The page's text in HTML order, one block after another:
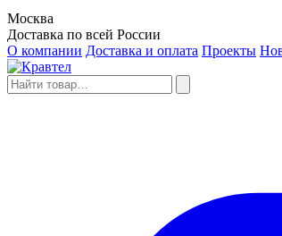
Москва
Доставка по всей России
О компании Доставка и оплата Проекты